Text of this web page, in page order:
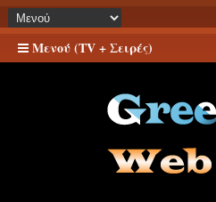
Μενού (TV + Σειρές)